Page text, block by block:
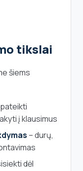
tikslai
šiems
į klausimus
– durų,
dėl